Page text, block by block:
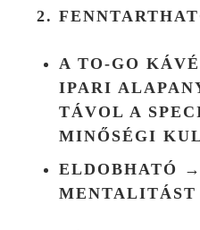
A TO-GO
IPARI
TÁVOL A
MINŐSÉGI
ELDOBHATÓ
MENTALITÁST